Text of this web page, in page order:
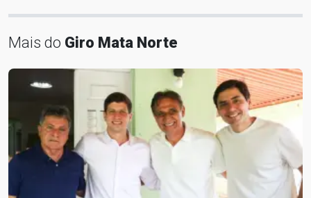
Mais do Giro Mata Norte